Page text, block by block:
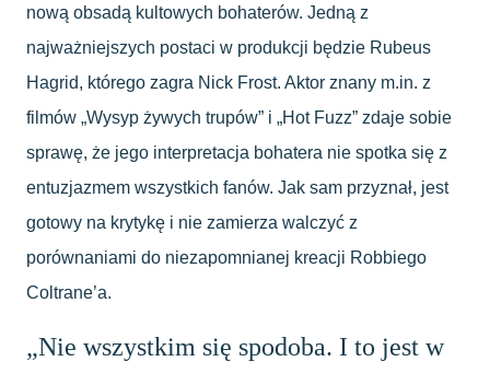
nową obsadą kultowych bohaterów. Jedną z
najważniejszych postaci w produkcji będzie Rubeus
Hagrid, którego zagra Nick Frost. Aktor znany m.in. z
filmów „Wysyp żywych trupów” i „Hot Fuzz” zdaje sobie
sprawę, że jego interpretacja bohatera nie spotka się z
entuzjazmem wszystkich fanów. Jak sam przyznał, jest
gotowy na krytykę i nie zamierza walczyć z
porównaniami do niezapomnianej kreacji Robbiego
Coltrane’a.
„Nie wszystkim się spodoba. I to jest w